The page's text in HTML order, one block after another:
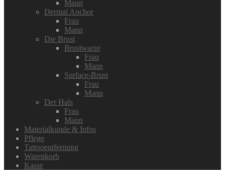
Mann
Dermal Anchor
Frau
Mann
Die Brust
Brustwarze
Frau
Mann
Surface-Brust
Frau
Mann
Der Hals
Frau
Mann
Materialkunde & Infos
Pflege
Tattooentfernung
Warenkorb
Kasse